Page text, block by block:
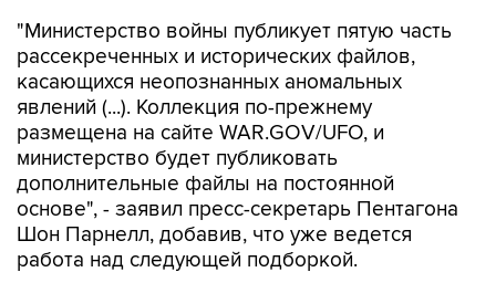
"Министерство войны публикует пятую часть
рассекреченных и исторических файлов,
касающихся неопознанных аномальных
явлений (...). Коллекция по-прежнему
размещена на сайте WAR.GOV/UFO, и
министерство будет публиковать
дополнительные файлы на постоянной
основе", - заявил пресс-секретарь Пентагона
Шон Парнелл, добавив, что уже ведется
работа над следующей подборкой.